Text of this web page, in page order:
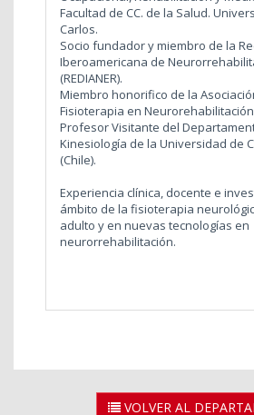
Facultad de CC. de la Salud.
Carlos.
Socio fundador y miembro de la
Iberoamericana de
(REDIANER).
Miembro honorifico de la
Fisioterapia en Neurorehabilitación
Profesor Visitante del
Kinesiología de la Universidad de
(Chile).
Experiencia clínica, docente e
ámbito de la fisioterapia
adulto y en nuevas tecnologías en
neurorrehabilitación.
VOLVER AL